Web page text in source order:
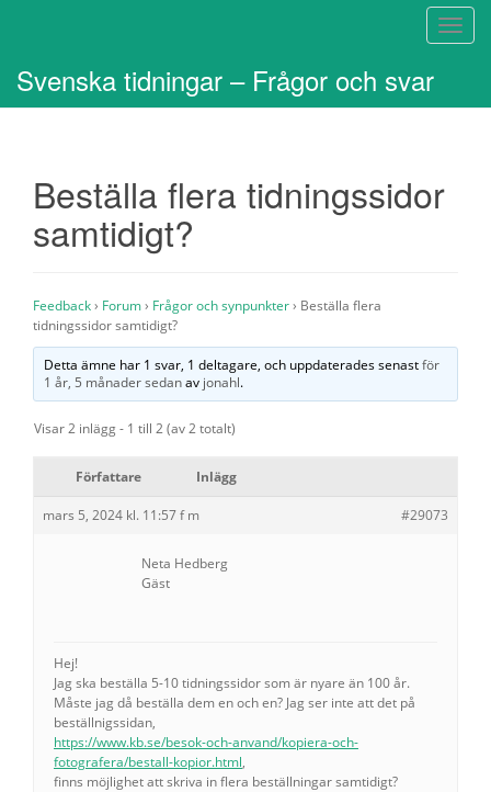
S
p
i
Svenska tidningar – Frågor och svar
Beställa flera tidningssidor
samtidigt?
Feedback› Forum› Frågor och synpunkter› Beställa flera
tidningssidor samtidigt?
Detta ämne har 1 svar, 1 deltagare, och uppdaterades senastför
1 år, 5 månader sedanav jonahl.
Visar 2 inlägg - 1 till 2 (av 2 totalt)
Författare Inlägg
mars 5, 2024 kl. 11:57 f m #29073
Neta Hedberg
Gäst
Hej!
Jag ska beställa 5-10 tidningssidor som är nyare än 100 år.
Måste jag då beställa dem en och en? Jag ser inte att det på
beställnigssidan,
https://www.kb.se/besok-och-anvand/kopiera-och-
fotografera/bestall-kopior.html,
finns möjlighet att skriva in flera beställningar samtidigt?